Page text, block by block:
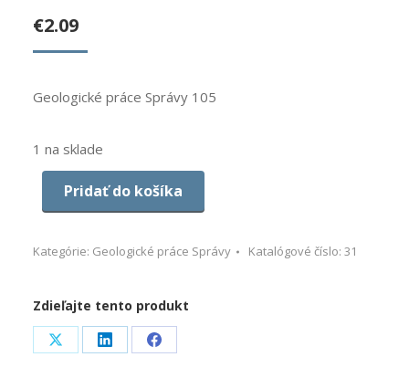
€2.09
Geologické práce Správy 105
1 na sklade
Pridať do košíka
Kategórie: Geologické práce Správy Katalógové číslo: 31
Zdieľajte tento produkt
Share Share Share